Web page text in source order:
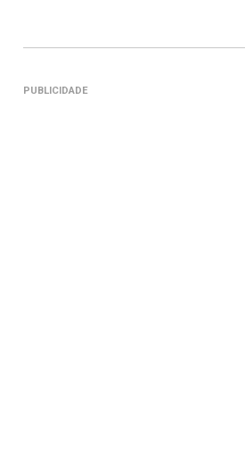
PUBLICIDADE